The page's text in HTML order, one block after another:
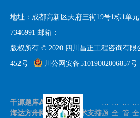
地址：成都高新区天府三街19号1栋1单元
7346991 邮箱：
版权所有 © 2020 四川昌正工程咨询有
452号
川公网安备51019002006857号
千源题库APP
海达方舟网站建设--技术支持
练
题
安
全
安
管
安
全